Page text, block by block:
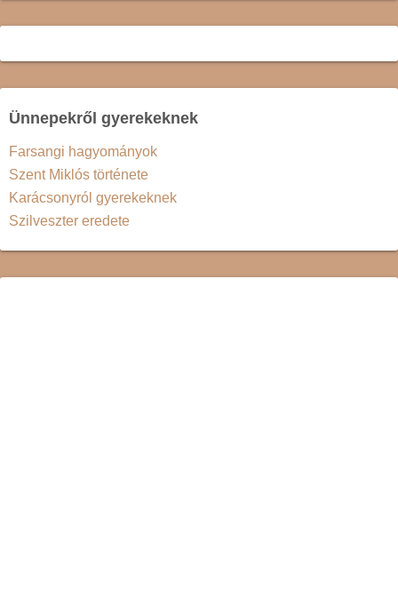
Ünnepekről gyerekeknek
Farsangi hagyományok
Szent Miklós története
Karácsonyról gyerekeknek
Szilveszter eredete